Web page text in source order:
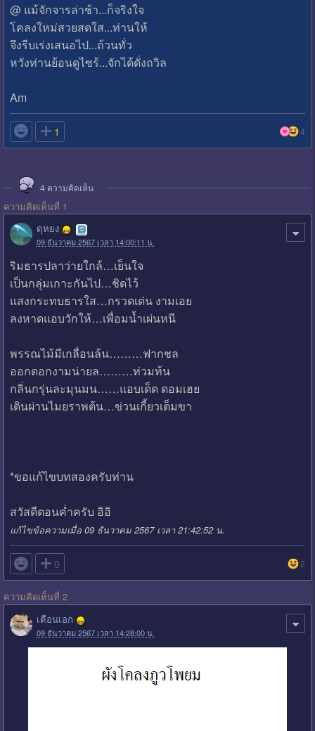
@ แม้จักจารล่าช้า...ก็จริงใจ
โคลงใหม่สวยสดใส...ท่านให้
จึงรีบเร่งเสนอไป...ถ้วนทั่ว
หวังท่านย้อนดูไซร้...จักได้ดั่งถวิล
Am
 1 4
4 ความคิดเห็น
ความคิดเห็นที่ 1
ดุหยง
09 ธันวาคม 2567 เวลา 14:00:11 น.
ริมธารปลาว่ายใกล้…เย็นใจ
เป็นกลุ่มเกาะกันไป…ชิดไว้
แสงกระทบธารใส…กรวดเด่น งามเอย
ลงหาดแอบวักให้…เพื่อมน้ำเผ่นหนี
พรรณไม้มีเกลื่อนล้น………ฟากชล
ออกดอกงามน่ายล………ท่วมท้น
กลิ่นกรุ่นละมุนมน……แอบเด็ด ดอมเฮย
เดินผ่านไมยราพต้น…ข่วนเกี้ยวเต็มขา
*ขอแก้ไขบทสองครับท่าน
สวัสดีตอนค่ำครับ อิอิ
แก้ไขข้อความเมื่อ 09 ธันวาคม 2567 เวลา 21:42:52 น.
 0 2
ความคิดเห็นที่ 2
เดือนเอก
09 ธันวาคม 2567 เวลา 14:28:00 น.